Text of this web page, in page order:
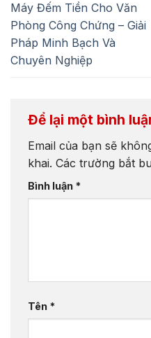
Máy Đếm Tiền Cho Văn
Phòng Công Chứng – Giải
Pháp Minh Bạch Và
Chuyên Nghiệp
Để lại một bình
Email của bạn sẽ
khai. Các trường bắt
Bình luận *
Tên *